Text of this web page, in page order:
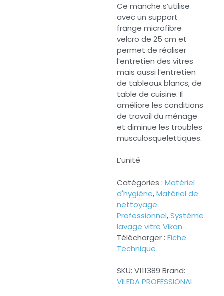
Ce manche s’utilise
avec un support
frange microfibre
velcro de 25 cm et
permet de réaliser
l’entretien des vitres
mais aussi l’entretien
de tableaux blancs, de
table de cuisine. Il
améliore les conditions
de travail du ménage
et diminue les troubles
musculosquelettiques.
L’unité
Catégories : Matériel
d'hygiène,Matériel de
nettoyage
Professionnel,Système
lavage vitre Vikan
Télécharger : Fiche
Technique
SKU: V111389 Brand:
VILEDA PROFESSIONAL